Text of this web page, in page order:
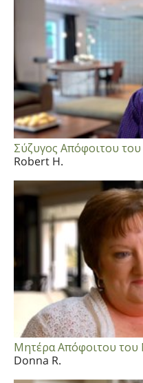
Σύζυγος Απόφοιτου
Robert H.
Μητέρα Απόφοιτου
Donna R.